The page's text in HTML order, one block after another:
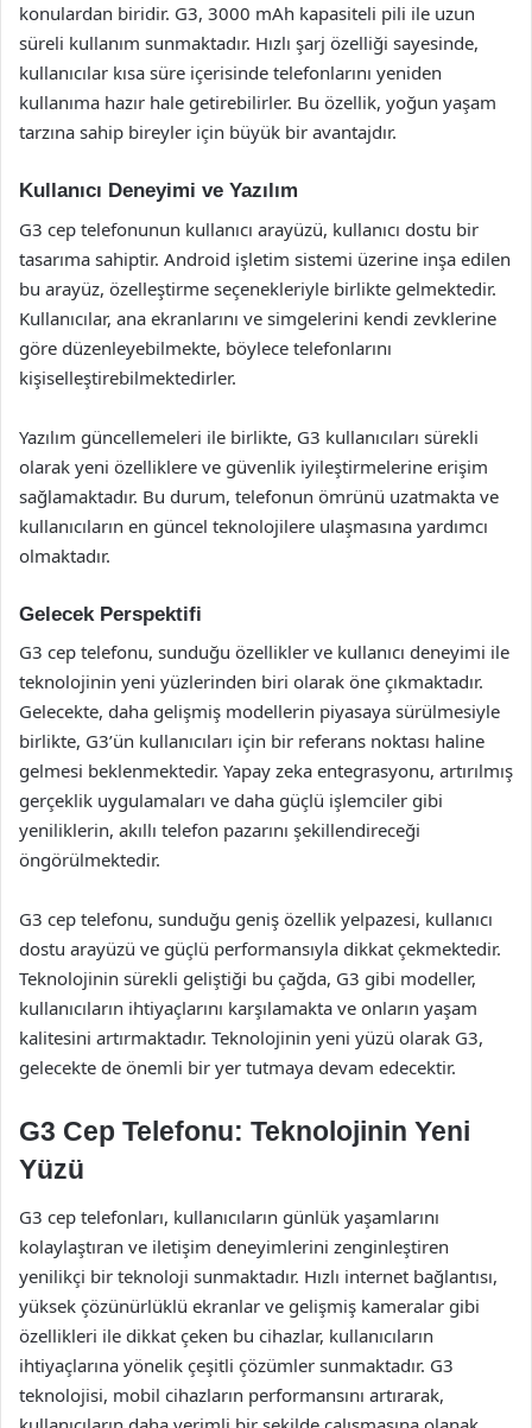
konulardan biridir. G3, 3000 mAh kapasiteli pili ile uzun
süreli kullanım sunmaktadır. Hızlı şarj özelliği sayesinde,
kullanıcılar kısa süre içerisinde telefonlarını yeniden
kullanıma hazır hale getirebilirler. Bu özellik, yoğun yaşam
tarzına sahip bireyler için büyük bir avantajdır.
Kullanıcı Deneyimi ve Yazılım
G3 cep telefonunun kullanıcı arayüzü, kullanıcı dostu bir
tasarıma sahiptir. Android işletim sistemi üzerine inşa edilen
bu arayüz, özelleştirme seçenekleriyle birlikte gelmektedir.
Kullanıcılar, ana ekranlarını ve simgelerini kendi zevklerine
göre düzenleyebilmekte, böylece telefonlarını
kişiselleştirebilmektedirler.
Yazılım güncellemeleri ile birlikte, G3 kullanıcıları sürekli
olarak yeni özelliklere ve güvenlik iyileştirmelerine erişim
sağlamaktadır. Bu durum, telefonun ömrünü uzatmakta ve
kullanıcıların en güncel teknolojilere ulaşmasına yardımcı
olmaktadır.
Gelecek Perspektifi
G3 cep telefonu, sunduğu özellikler ve kullanıcı deneyimi ile
teknolojinin yeni yüzlerinden biri olarak öne çıkmaktadır.
Gelecekte, daha gelişmiş modellerin piyasaya sürülmesiyle
birlikte, G3’ün kullanıcıları için bir referans noktası haline
gelmesi beklenmektedir. Yapay zeka entegrasyonu, artırılmış
gerçeklik uygulamaları ve daha güçlü işlemciler gibi
yeniliklerin, akıllı telefon pazarını şekillendireceği
öngörülmektedir.
G3 cep telefonu, sunduğu geniş özellik yelpazesi, kullanıcı
dostu arayüzü ve güçlü performansıyla dikkat çekmektedir.
Teknolojinin sürekli geliştiği bu çağda, G3 gibi modeller,
kullanıcıların ihtiyaçlarını karşılamakta ve onların yaşam
kalitesini artırmaktadır. Teknolojinin yeni yüzü olarak G3,
gelecekte de önemli bir yer tutmaya devam edecektir.
G3 Cep Telefonu: Teknolojinin Yeni
Yüzü
G3 cep telefonları, kullanıcıların günlük yaşamlarını
kolaylaştıran ve iletişim deneyimlerini zenginleştiren
yenilikçi bir teknoloji sunmaktadır. Hızlı internet bağlantısı,
yüksek çözünürlüklü ekranlar ve gelişmiş kameralar gibi
özellikleri ile dikkat çeken bu cihazlar, kullanıcıların
ihtiyaçlarına yönelik çeşitli çözümler sunmaktadır. G3
teknolojisi, mobil cihazların performansını artırarak,